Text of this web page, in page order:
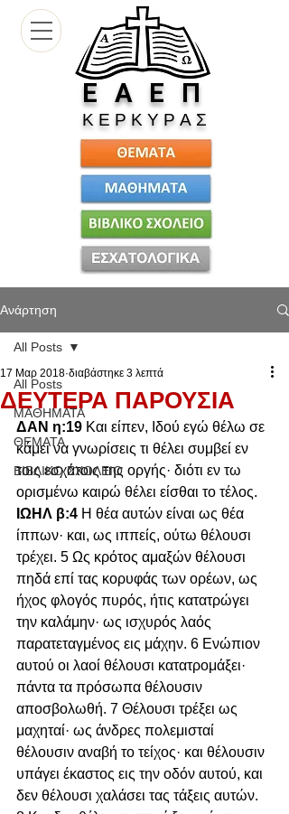
Ε Α Ε Π
Κ Ε Ρ Κ Υ Ρ Α Σ
Ανάρτηση
All Posts
ΜΑΘΗΜΑΤΑ
ΘΕΜΑΤΑ
ΒΙΒΛΙΚΟ ΣΧΟΛΕΙΟ
All Posts
ΔΕΥΤΕΡΑ ΠΑΡΟΥΣΙΑ
17 Μαρ 2018 διαβάστηκε 3 λεπτά
ΔΑΝ η:19 Και είπεν, Ιδού εγώ θέλω σε
κάμει να γνωρίσεις τι θέλει συμβεί εν
τοις εσχάτοις της οργής· διότι εν τω
ορισμένω καιρώ θέλει είσθαι το τέλος.
ΙΩΗΛ β:4 Η θέα αυτών είναι ως θέα
ίππων· και, ως ιππείς, ούτω θέλουσι
τρέχει. 5 Ως κρότος αμαξών θέλουσι
πηδά επί τας κορυφάς των ορέων, ως
ήχος φλογός πυρός, ήτις κατατρώγει
την καλάμην· ως ισχυρός λαός
παρατεταγμένος εις μάχην. 6 Ενώπιον
αυτού οι λαοί θέλουσι κατατρομάξει·
πάντα τα πρόσωπα θέλουσιν
αποσβολωθή. 7 Θέλουσι τρέξει ως
μαχηταί· ως άνδρες πολεμισταί
θέλουσιν αναβή το τείχος· και θέλουσιν
υπάγει έκαστος εις την οδόν αυτού, και
δεν θέλουσι χαλάσει τας τάξεις αυτών.